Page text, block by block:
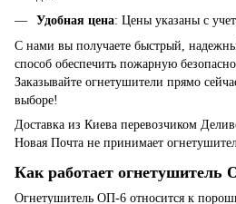
Удобная цена: Цены указаны с
С нами вы получаете быстрый,
способ обеспечить пожарную
Заказывайте огнетушители прямо
выборе!
Доставка из Киева перевозчиком
Новая Почта не принимает
Как работает огнетушитель
Огнетушитель ОП-6 относится к